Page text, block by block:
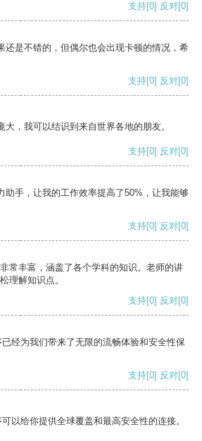
支持[0] 反对[0]
还是不错的，但偶尔也会出现卡顿的情况，希
支持[0] 反对[0]
，我可以结识到来自世界各地的朋友。
支持[0] 反对[0]
助手，让我的工作效率提高了50%，让我能够
支持[0] 反对[0]
常丰富，涵盖了各个学科的知识。老师的讲
理解知识点。
支持[0] 反对[0]
经为我们带来了无限的流畅体验和安全性保
支持[0] 反对[0]
以给你提供全球覆盖和最高安全性的连接。